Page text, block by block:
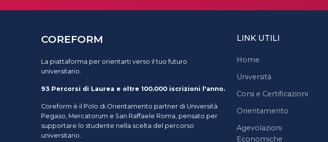
COREFORM
La piattaforma per orientarti verso il tuo futuro
universitario.
93 Percorsi di Laurea e oltre 100.000 iscrizioni l'anno.
Coreform è il Polo di Orientamento partner di Università
Pegaso, Mercatorum e San Raffaele Roma, pensato per
supportare lo studente nella scelta del percorso
universitario.
LINK UTILI
Home
Università
Corsi e Certificazioni
Orientamento
Agevolazioni
Economiche